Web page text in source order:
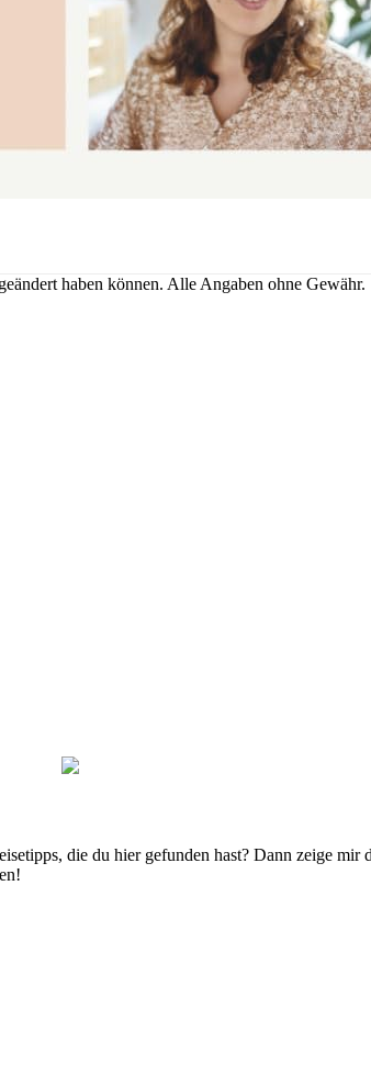
haben können. Alle Angaben ohne Gewähr.
die du hier gefunden hast? Dann zeige mir